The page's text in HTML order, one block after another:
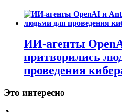
ИИ-агенты
притворились
проведения
Это интересно